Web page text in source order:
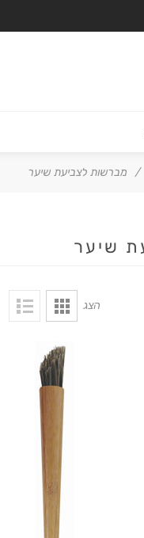
/ מברשות לצביעת שיער
שיער
הצג